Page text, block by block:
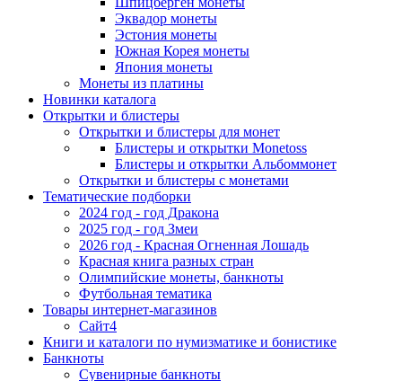
Эквадор монеты
Эстония монеты
Южная Корея монеты
Япония монеты
Монеты из платины
Новинки каталога
Открытки и блистеры
Открытки и блистеры для монет
Блистеры и открытки Monetoss
Блистеры и открытки Альбоммонет
Открытки и блистеры с монетами
Тематические подборки
2024 год - год Дракона
2025 год - год Змеи
2026 год - Красная Огненная Лошадь
Красная книга разных стран
Олимпийские монеты, банкноты
Футбольная тематика
Товары интернет-магазинов
Сайт4
Книги и каталоги по нумизматике и бонистике
Банкноты
Сувенирные банкноты